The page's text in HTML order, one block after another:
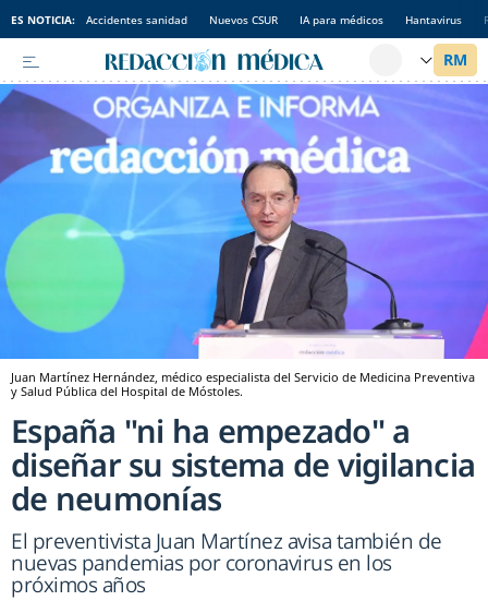
ES NOTICIA: Accidentes sanidad Nuevos CSUR IA para médicos Hantavirus
Juan Martínez Hernández, médico especialista del Servicio de Medicina Preventiva
y Salud Pública del Hospital de Móstoles.
España "ni ha empezado" a
diseñar su sistema de vigilancia
de neumonías
El preventivista Juan Martínez avisa también de
nuevas pandemias por coronavirus en los
próximos años